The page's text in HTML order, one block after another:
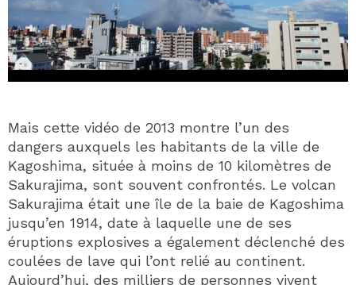
Mais cette vidéo de 2013 montre l’un des
dangers auxquels les habitants de la ville de
Kagoshima, située à moins de 10 kilomètres de
Sakurajima, sont souvent confrontés. Le volcan
Sakurajima était une île de la baie de Kagoshima
jusqu’en 1914, date à laquelle une de ses
éruptions explosives a également déclenché des
coulées de lave qui l’ont relié au continent.
Aujourd’hui, des milliers de personnes vivent